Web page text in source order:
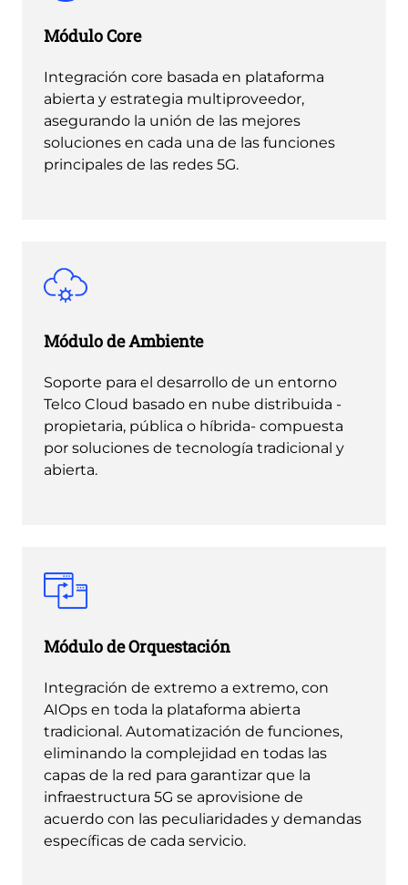
Módulo Core
Integración core basada en plataforma
abierta y estrategia multiproveedor,
asegurando la unión de las mejores
soluciones en cada una de las funciones
principales de las redes 5G.
Módulo de Ambiente
Soporte para el desarrollo de un entorno
Telco Cloud basado en nube distribuida -
propietaria, pública o híbrida- compuesta
por soluciones de tecnología tradicional y
abierta.
Módulo de Orquestación
Integración de extremo a extremo, con
AIOps en toda la plataforma abierta
tradicional. Automatización de funciones,
eliminando la complejidad en todas las
capas de la red para garantizar que la
infraestructura 5G se aprovisione de
acuerdo con las peculiaridades y demandas
específicas de cada servicio.